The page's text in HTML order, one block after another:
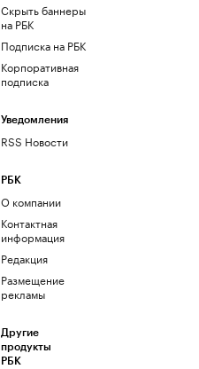
Скрыть баннеры
на РБК
Подписка на РБК
Корпоративная
подписка
Уведомления
RSS Новости
РБК
О компании
Контактная
информация
Редакция
Размещение
рекламы
Другие
продукты
РБК